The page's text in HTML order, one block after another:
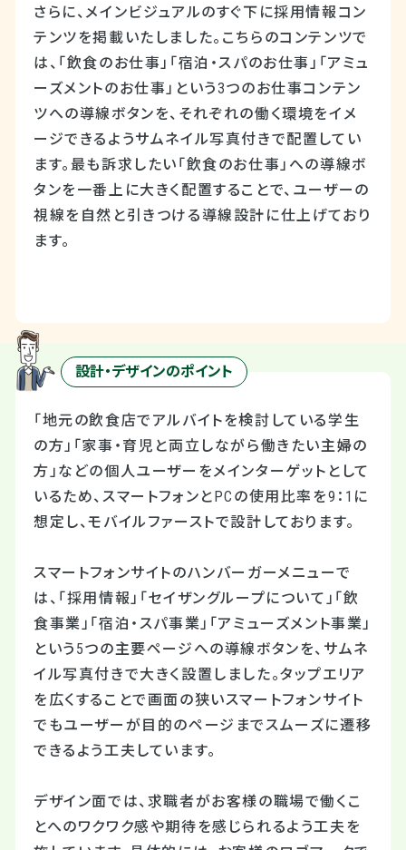
さらに、メインビジュアルのすぐ下に採用情報コン
テンツを掲載いたしました。こちらのコンテンツで
は、「飲食のお仕事」「宿泊・スパのお仕事」「アミュ
ーズメントのお仕事」という3つのお仕事コンテン
ツへの導線ボタンを、それぞれの働く環境をイメ
ージできるようサムネイル写真付きで配置してい
ます。最も訴求したい「飲食のお仕事」への導線ボ
タンを一番上に大きく配置することで、ユーザーの
視線を自然と引きつける導線設計に仕上げており
ます。
設計・デザインのポイント
「地元の飲食店でアルバイトを検討している学生
の方」「家事・育児と両立しながら働きたい主婦の
方」などの個人ユーザーをメインターゲットとして
いるため、スマートフォンとPCの使用比率を9：1に
想定し、モバイルファーストで設計しております。
スマートフォンサイトのハンバーガーメニューで
は、「採用情報」「セイザングループについて」「飲
食事業」「宿泊・スパ事業」「アミューズメント事業」
という5つの主要ページへの導線ボタンを、サムネ
イル写真付きで大きく設置しました。タップエリア
を広くすることで画面の狭いスマートフォンサイト
でもユーザーが目的のページまでスムーズに遷移
できるよう工夫しています。
デザイン面では、求職者がお客様の職場で働くこ
とへのワクワク感や期待を感じられるよう工夫を